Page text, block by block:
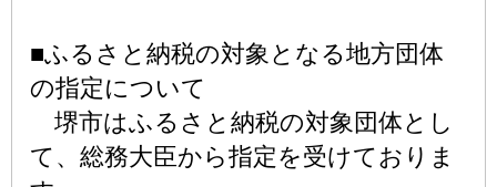
■ふるさと納税の対象となる地方団体
の指定について
堺市はふるさと納税の対象団体とし
て、総務大臣から指定を受けておりま